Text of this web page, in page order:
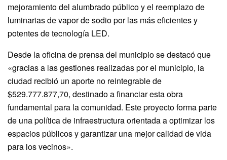
mejoramiento del alumbrado público y el reemplazo de
luminarias de vapor de sodio por las más eficientes y
potentes de tecnología LED.
Desde la oficina de prensa del municipio se destacó que
«gracias a las gestiones realizadas por el municipio, la
ciudad recibió un aporte no reintegrable de
$529.777.877,70, destinado a financiar esta obra
fundamental para la comunidad. Este proyecto forma parte
de una política de infraestructura orientada a optimizar los
espacios públicos y garantizar una mejor calidad de vida
para los vecinos».